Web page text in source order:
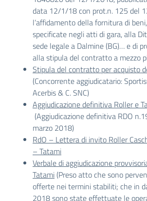
data 12/1/18 con prot.n. 125 del
l’affidamento della fornitura di
specificate negli atti di gara, alla
sede legale a Dalmine (BG)… e di
alla stipula del contratto a mezzo
Stipula del contratto per acquisto
(Concorrente aggiudicatario:
Acerbis & C. SNC)
Aggiudicazione definitiva Roller e
(Aggiudicazione definitiva RDO
marzo 2018)
RdO – Lettera di invito Roller
– Tatami
Verbale di aggiudicazione
Tatami (Preso atto che sono
offerte nei termini stabiliti; che in
2018 sono state effettuate le